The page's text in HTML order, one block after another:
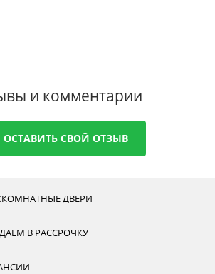
и комментарии
ОСТАВИТЬ СВОЙ ОТЗЫВ
ДВЕРИ
В РАССРОЧКУ